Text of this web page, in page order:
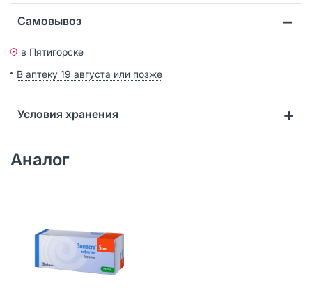
Самовывоз
в Пятигорске
В аптеку 19 августа или позже
Условия хранения
Аналог